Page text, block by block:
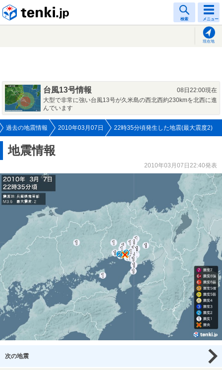
検索 メニュー
現在地
台風13号情報
08日22:00現在
大型で非常に強い台風13号が久米島の西北西約230kmを北西に進
んでいます
過去の地震情報 2010年03月07日 22時35分頃発生した地震(最大震度2)
地震情報
2010年03月07日22:40発表
次の地震